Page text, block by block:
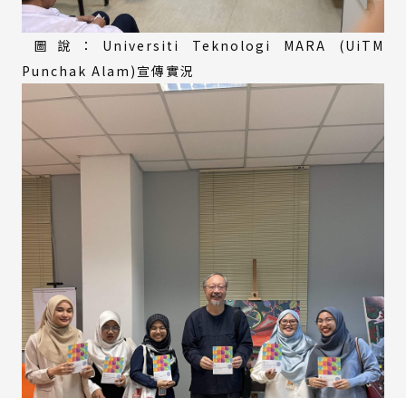
圖說：Universiti Teknologi MARA (UiTM
Punchak Alam)宣傳實況